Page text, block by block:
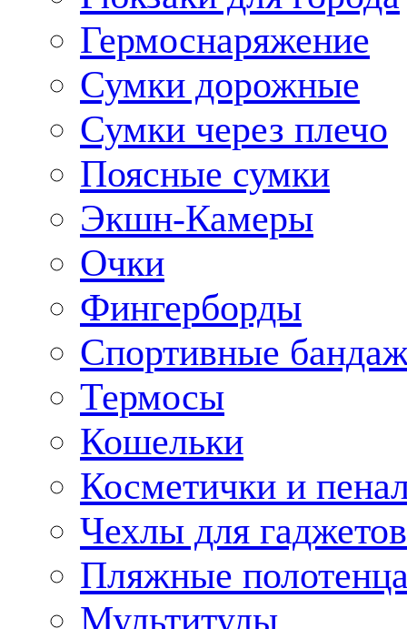
Гермоснаряжение
Сумки дорожные
Сумки через плечо
Поясные сумки
Экшн-Камеры
Очки
Фингерборды
Спортивные
Термосы
Кошельки
Косметички и
Чехлы для гаджетов
Пляжные
Мультитулы